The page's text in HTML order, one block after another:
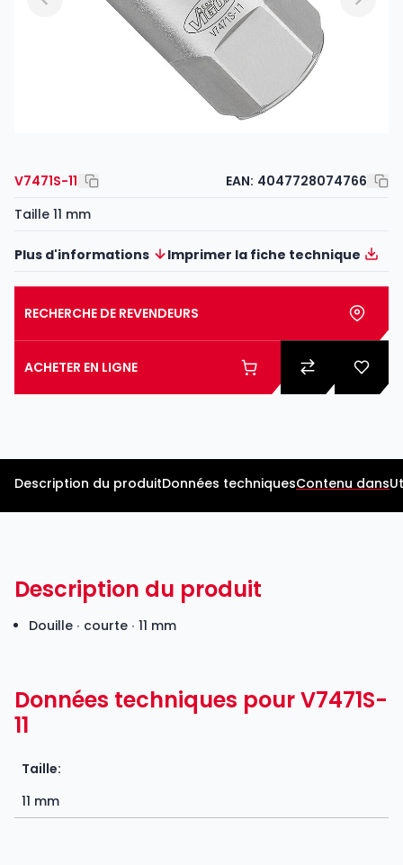
V7471S-11 EAN: 4047728074766
Taille 11 mm
Plus d'informations Imprimer la fiche technique
RECHERCHE DE REVENDEURS
ACHETER EN LIGNE
Description du produitDonnées techniquesContenu dans
Description du produit
Douille ∙ courte ∙ 11 mm
Données techniques pour V7471S-
11
Taille:
11 mm